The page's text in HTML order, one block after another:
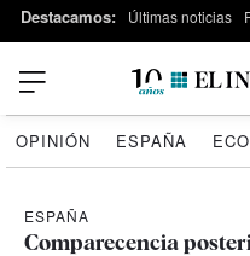
Destacamos: Últimas noticias
OPINIÓN ESPAÑA
ESPAÑA
Comparecencia